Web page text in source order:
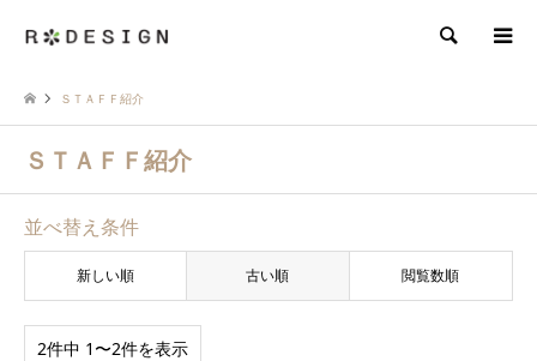
検索
ＳＴＡＦＦ紹介
ＳＴＡＦＦ紹介
並べ替え条件
新しい順 古い順 閲覧数順
2件中 1〜2件を表示